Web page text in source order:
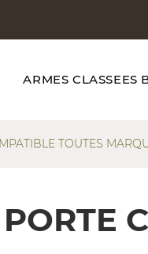
ARMES CLASSEES
TOUTES
PORTE